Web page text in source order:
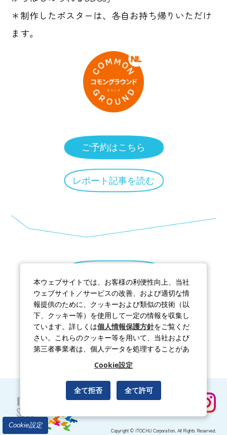
＊制作したポスターは、各自お持ち帰りいただけ
ます。
ご予約はこちら
レポート記事を読む
公式Instagramはこちら
Copyright © ITOCHU Corporation. All Rights Reserved.
Cookie設定
本ウェブサイトでは、お客様の利便性向上、当社
ウェブサイト／サービスの改善、および適切な情
報提供のために、クッキーおよび類似の技術（以
下、クッキー等）を使用して一定の情報を収集し
ています。詳しくは個人情報保護方針をご覧くだ
さい。これらのクッキー等を用いて、当社および
第三者事業者は、個人データを処理することがあ
Cookie設定
全て拒否 全て許可